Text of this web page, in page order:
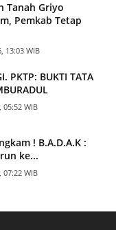
Tanah Griyo
Pemkab Tetap
13:03 WIB
PKTP: BUKTI TATA
05:52 WIB
! B.A.D.A.K :
ke...
07:22 WIB